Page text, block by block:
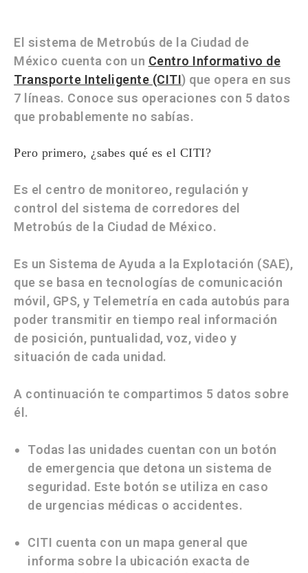
El sistema de Metrobús de la Ciudad de
México cuenta con un Centro Informativo de
Transporte Inteligente (CITI) que opera en sus
7 líneas. Conoce sus operaciones con 5 datos
que probablemente no sabías.
Pero primero, ¿sabes qué es el CITI?
Es el centro de monitoreo, regulación y
control del sistema de corredores del
Metrobús de la Ciudad de México.
Es un Sistema de Ayuda a la Explotación (SAE),
que se basa en tecnologías de comunicación
móvil, GPS, y Telemetría en cada autobús para
poder transmitir en tiempo real información
de posición, puntualidad, voz, video y
situación de cada unidad.
A continuación te compartimos 5 datos sobre
él.
Todas las unidades cuentan con un botón
de emergencia que detona un sistema de
seguridad. Este botón se utiliza en caso
de urgencias médicas o accidentes.
CITI cuenta con un mapa general que
informa sobre la ubicación exacta de